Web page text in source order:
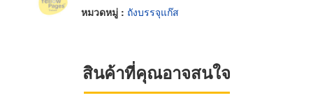
หมวดหมู่ : ถังบรรจุแก๊ส
สินค้าที่คุณอาจสนใจ